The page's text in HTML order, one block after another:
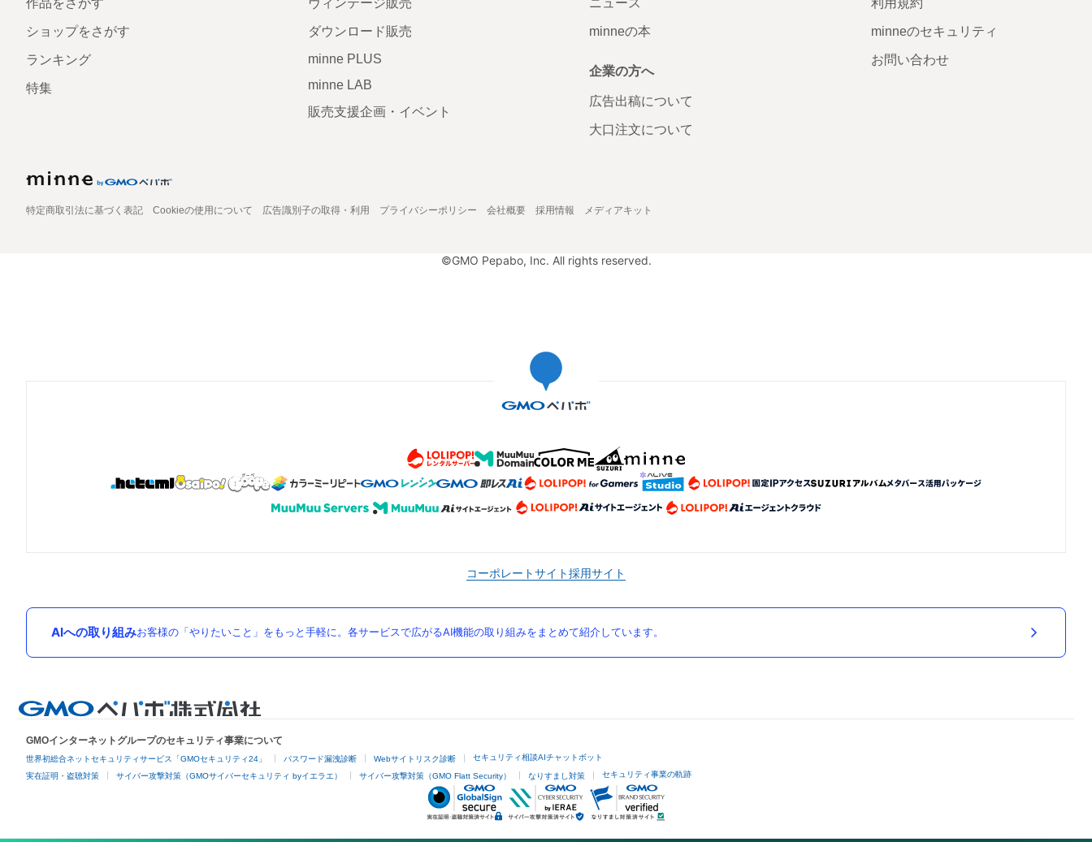
作品をさがす
ショップをさがす
ランキング
特集
ヴィンテージ販売
ダウンロード販売
minne PLUS
minne LAB
販売支援企画・イベント
ニュース
minneの本
企業の方へ
広告出稿について
大口注文について
利用規約
minneのセキュリティ
お問い合わせ
特定商取引法に基づく表記 Cookieの使用について 広告識別子の取得・利用 プライバシーポリシー 会社概要 採用情報 メディアキット
©GMO Pepabo, Inc. All rights reserved.
コーポレートサイト採用サイト
AIへの取り組みお客様の「やりたいこと」をもっと手軽に。各サービスで広がるAI機能の取り組みをまとめて紹介しています。
GMOインターネットグループのセキュリティ事業について
世界初総合ネットセキュリティサービス「GMOセキュリティ24」 パスワード漏洩診断 Webサイトリスク診断 セキュリティ相談AIチャットボット
実在証明・盗聴対策 サイバー攻撃対策（GMOサイバーセキュリティ byイエラエ） サイバー攻撃対策（GMO Flatt Security） なりすまし対策 セキュリティ事業の軌跡